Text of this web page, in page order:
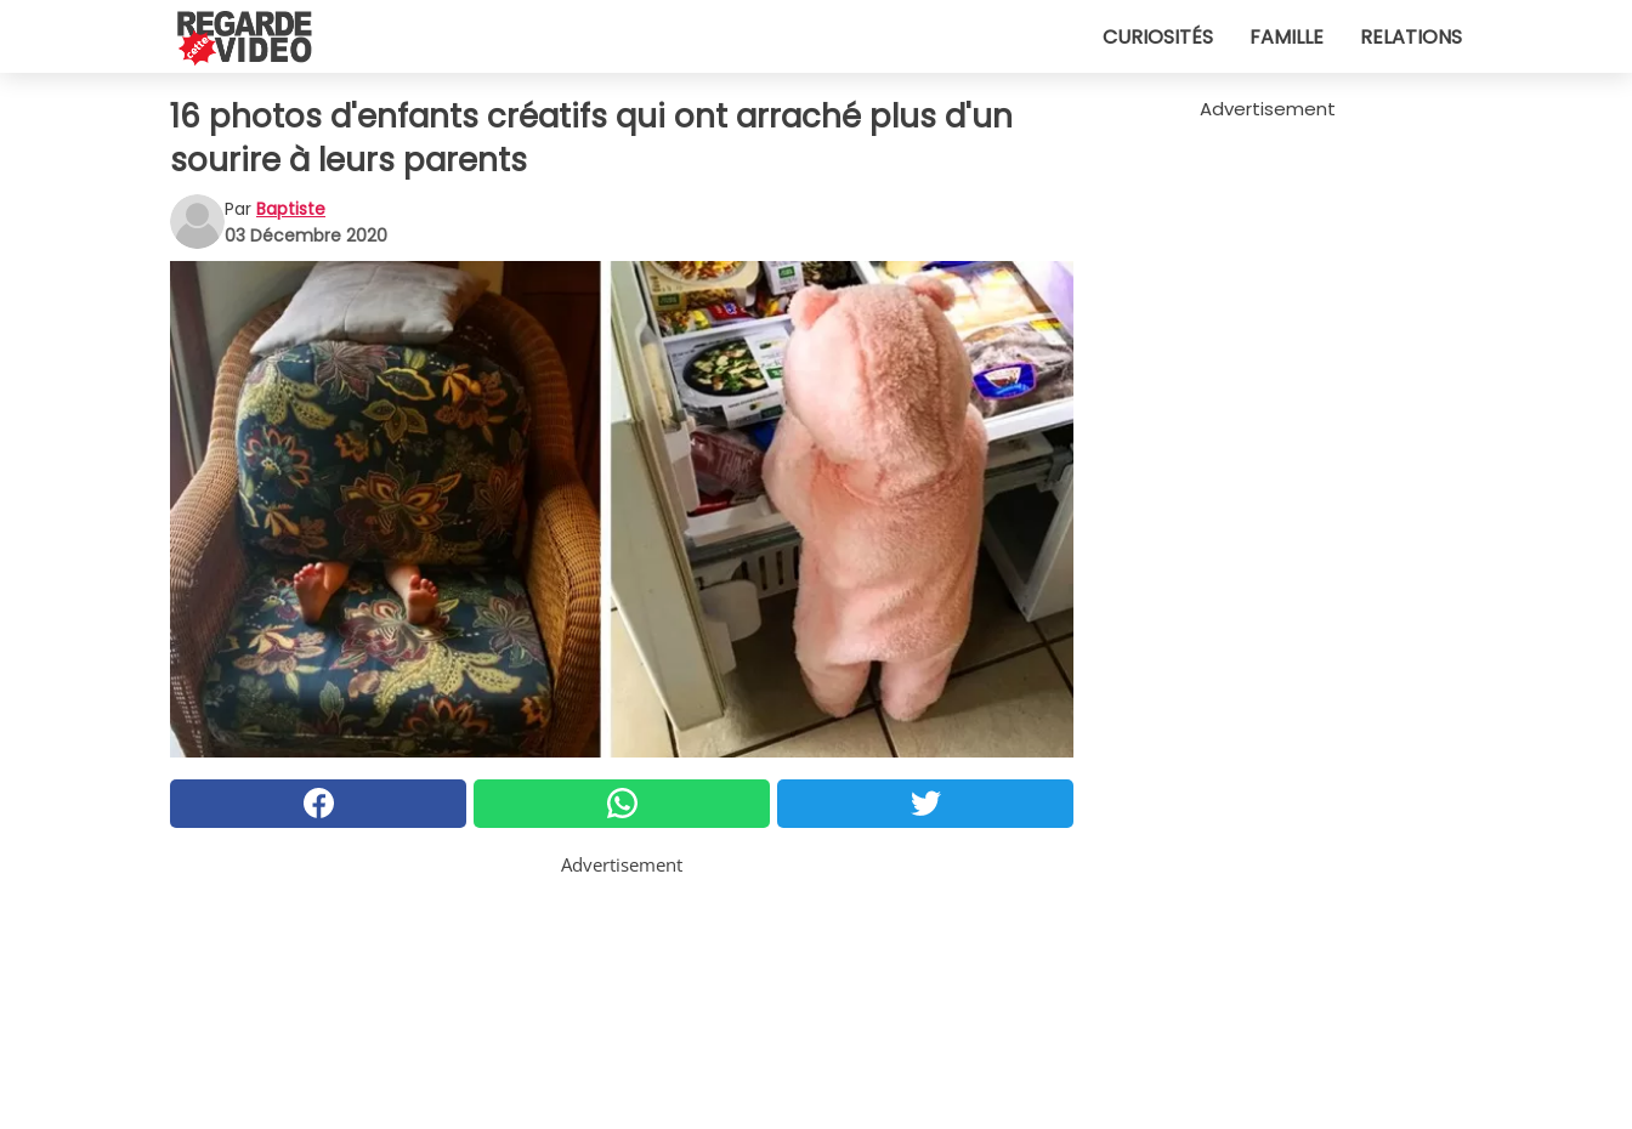
CURIOSITÉS FAMILLE RELATIONS
16 photos d'enfants créatifs qui ont arraché plus d'un
sourire à leurs parents
Par Baptiste
03 Décembre 2020
Advertisement
Advertisement